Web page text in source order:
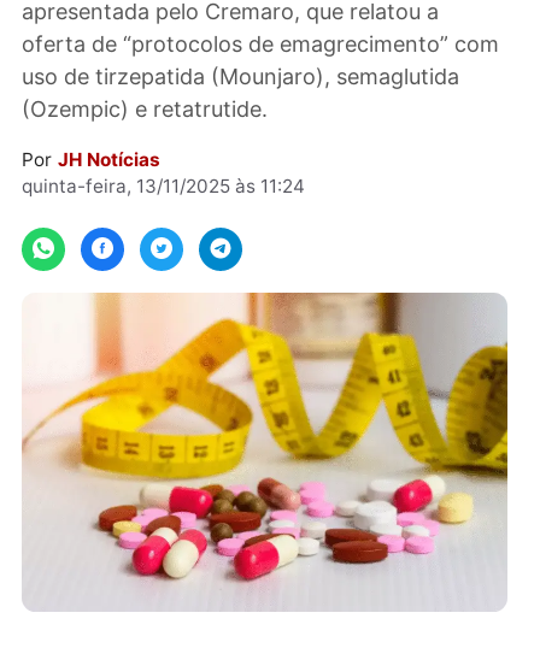
As investigações tiveram início após
apresentada pelo Cremaro, que relatou a
oferta de “protocolos de emagrecimento”
uso de tirzepatida (Mounjaro), semaglutida
(Ozempic) e retatrutide.
quinta-feira, 13/11/2025 às 11:24